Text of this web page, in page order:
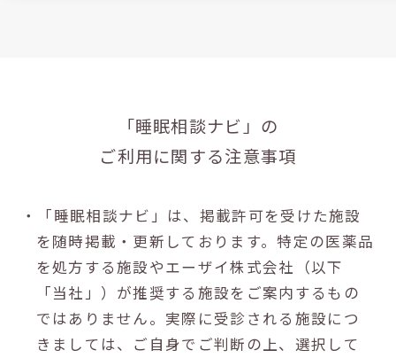
「睡眠相談ナビ」の
ご利用に関する注意事項
・「睡眠相談ナビ」は、掲載許可を受けた施設
を随時掲載・更新しております。特定の医薬品
を処方する施設やエーザイ株式会社（以下
「当社」）が推奨する施設をご案内するもの
ではありません。実際に受診される施設につ
きましては、ご自身でご判断の上、選択して